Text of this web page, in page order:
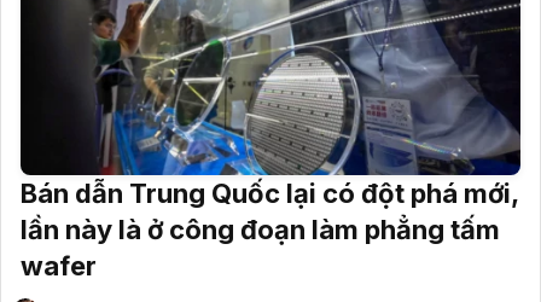
Bán dẫn Trung Quốc lại có đột phá mới,
lần này là ở công đoạn làm phẳng tấm
wafer